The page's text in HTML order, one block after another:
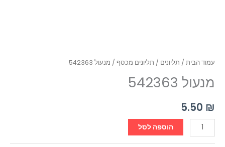
עמוד הבית / תליונים / תליונים מכסף / מנעול 542363
מנעול 542363
5.50 ₪
הוספה לסל